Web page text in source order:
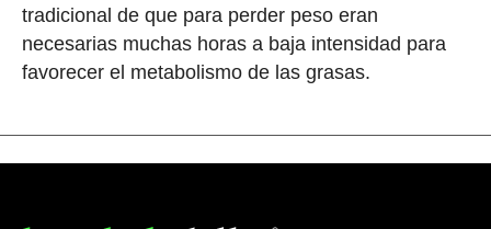
tradicional de que para perder peso eran
necesarias muchas horas a baja intensidad para
favorecer el metabolismo de las grasas.